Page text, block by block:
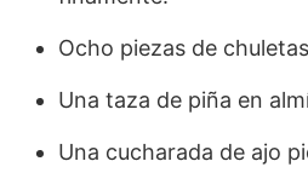
Ocho piezas de
Una taza de piña en
Una cucharada de ajo